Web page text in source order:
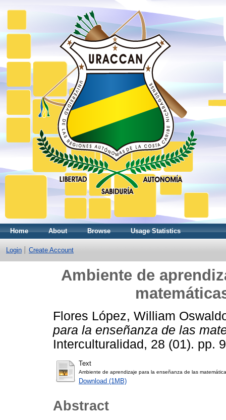
Home About Browse Usage Statistics
Login Create Account
Ambiente de
Flores López, William
para la enseñanza de las
Interculturalidad, 28 (01). pp.
Text
Ambiente de aprendizaje para la enseñanza de las
Download (1MB)
Abstract